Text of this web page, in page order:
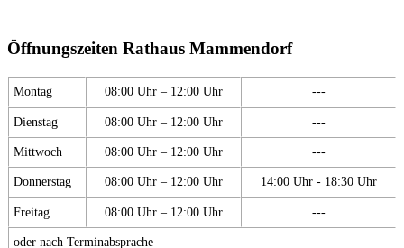
Öffnungszeiten Rathaus Mammendorf
Montag 08:00 Uhr – 12:00 Uhr ---
Dienstag 08:00 Uhr – 12:00 Uhr ---
Mittwoch 08:00 Uhr – 12:00 Uhr ---
Donnerstag 08:00 Uhr – 12:00 Uhr 14:00 Uhr - 18:30 Uhr
Freitag 08:00 Uhr – 12:00 Uhr ---
oder nach Terminabsprache